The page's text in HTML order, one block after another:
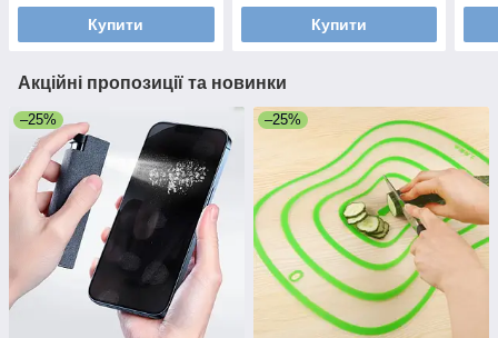
Купити Купити
Акційні пропозиції та новинки
–25% –25%